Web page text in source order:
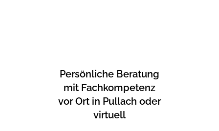
Persönliche Beratung
mit Fachkompetenz
vor Ort in Pullach oder
virtuell